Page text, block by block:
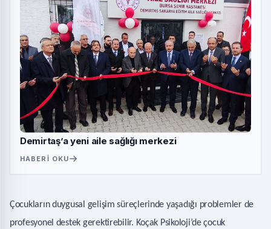
Demirtaş’a yeni aile sağlığı merkezi
HABERI OKU
Çocukların duygusal gelişim süreçlerinde yaşadığı problemler de
profesyonel destek gerektirebilir. Koçak Psikoloji’de çocuk